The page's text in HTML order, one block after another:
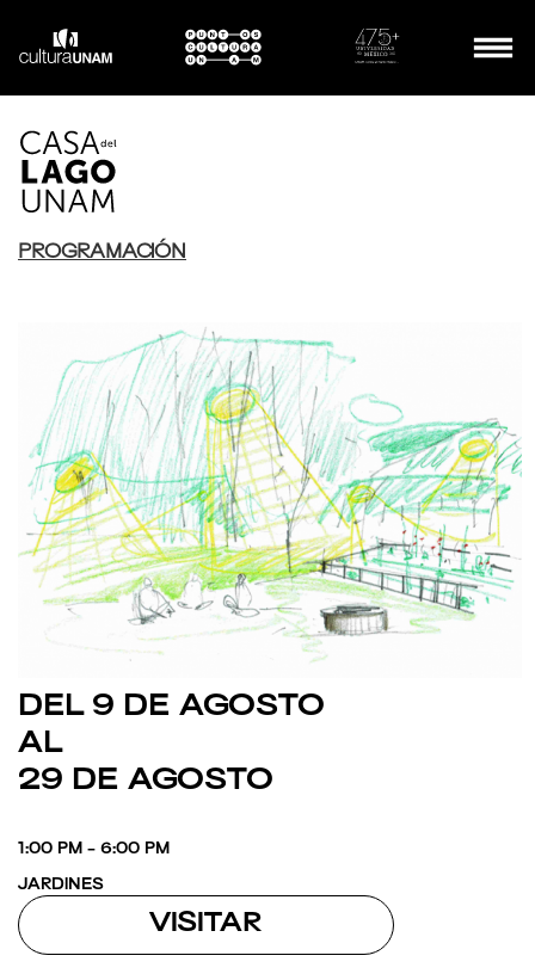
PROGRAMACIÓN
DEL 9 DE AGOSTO
AL
29 DE AGOSTO
1:00 PM - 6:00 PM
JARDINES
VISITAR